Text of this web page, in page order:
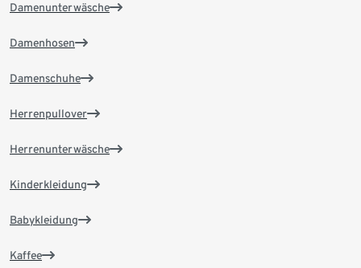
Damenunterwäsche
Damenhosen
Damenschuhe
Herrenpullover
Herrenunterwäsche
Kinderkleidung
Babykleidung
Kaffee